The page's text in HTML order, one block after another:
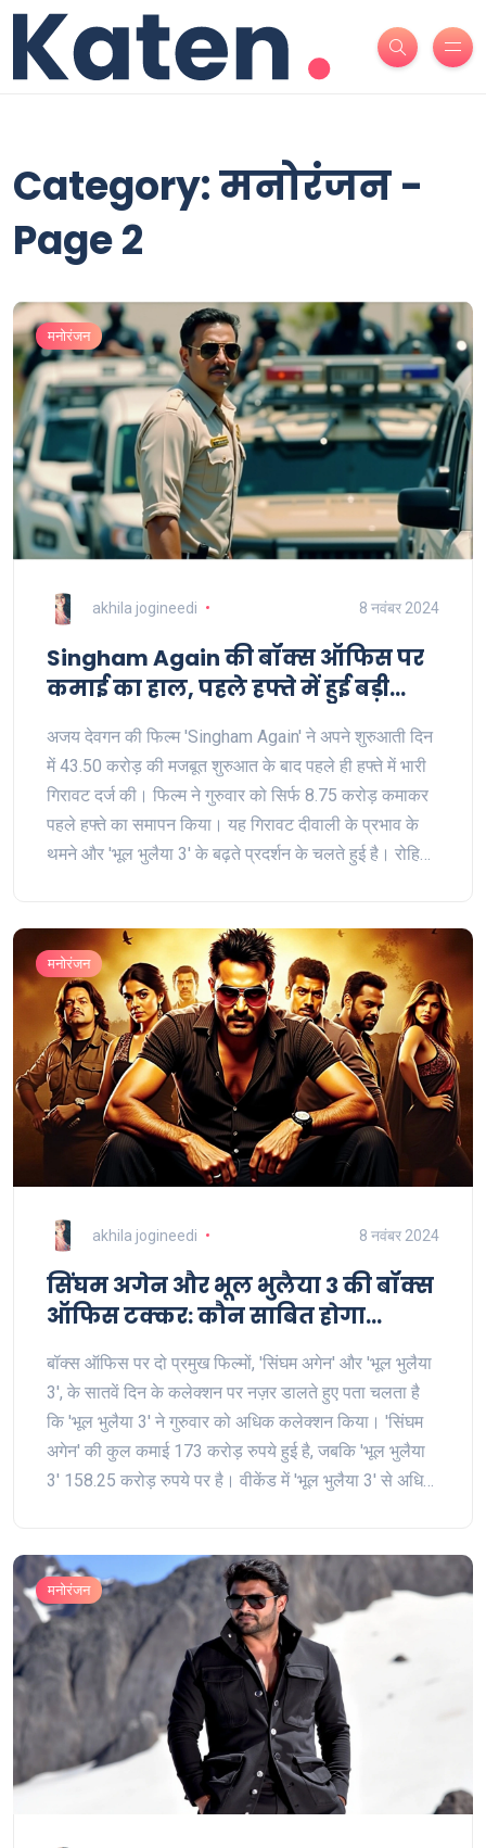
Category: मनोरंजन -
Page 2
मनोरंजन
akhila jogineedi 8 नवंबर 2024
Singham Again की बॉक्स ऑफिस पर
कमाई का हाल, पहले हफ्ते में हुई बड़ी
अजय देवगन की फिल्म 'Singham Again' ने अपने शुरुआती दिन
में 43.50 करोड़ की मजबूत शुरुआत के बाद पहले ही हफ्ते में भारी
गिरावट दर्ज की। फिल्म ने गुरुवार को सिर्फ 8.75 करोड़ कमाकर
पहले हफ्ते का समापन किया। यह गिरावट दीवाली के प्रभाव के
थमने और 'भूल भुलैया 3' के बढ़ते प्रदर्शन के चलते हुई है। रोहित
मनोरंजन
akhila jogineedi 8 नवंबर 2024
सिंघम अगेन और भूल भुलैया 3 की बॉक्स
ऑफिस टक्कर: कौन साबित होगा
बॉक्स ऑफिस पर दो प्रमुख फिल्मों, 'सिंघम अगेन' और 'भूल भुलैया
3', के सातवें दिन के कलेक्शन पर नज़र डालते हुए पता चलता है
कि 'भूल भुलैया 3' ने गुरुवार को अधिक कलेक्शन किया। 'सिंघम
अगेन' की कुल कमाई 173 करोड़ रुपये हुई है, जबकि 'भूल भुलैया
3' 158.25 करोड़ रुपये पर है। वीकेंड में 'भूल भुलैया 3' से अधिक
मनोरंजन